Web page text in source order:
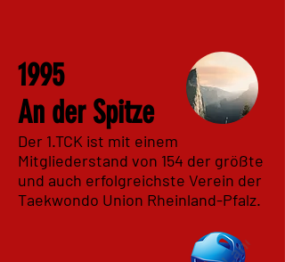
1995
An der Spitze
Der 1.TCK ist mit einem
Mitgliederstand von 154 der größte
und auch erfolgreichste Verein der
Taekwondo Union Rheinland-Pfalz.